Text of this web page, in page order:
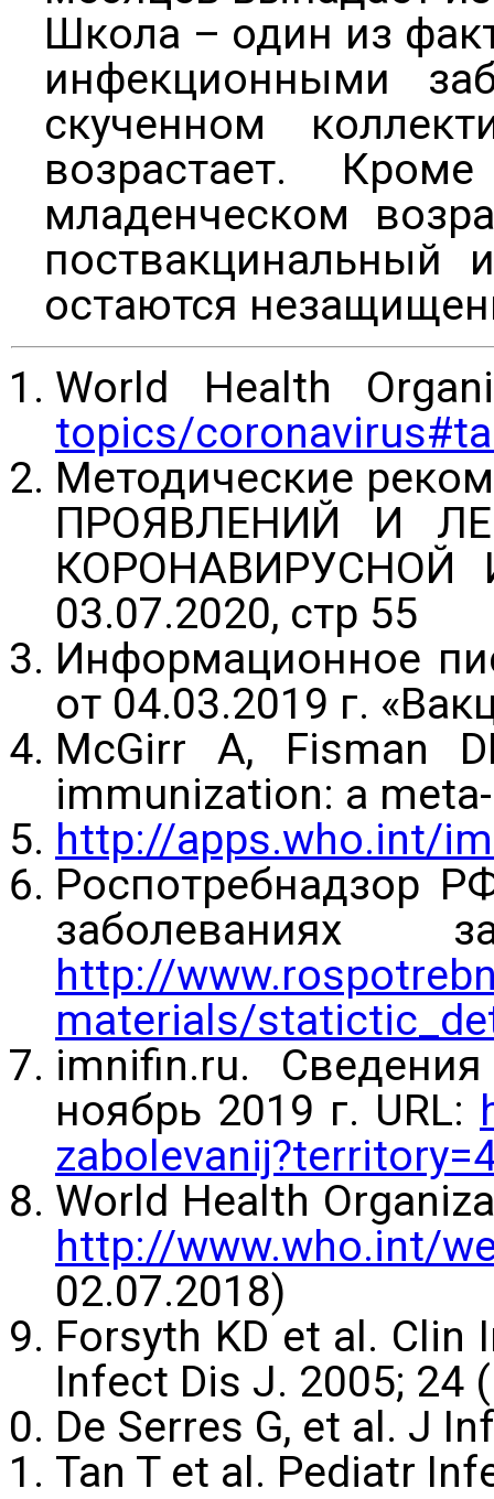
Школа – один из
инфекционными
скученном
возрастает.
младенческом
поствакцинальный
остаются
World Health
topics/
Методические
ПРОЯВЛЕНИЙ И
КОРОНАВИРУСНОЙ
03.07.2020, стр 55
Информационное
oт 04.03.2019 г.
McGirr A, Fisman
immunization: a
http://apps.who.int/
Роспотребнадзор
http://
materials/
imnifin.ru.
ноябрь 2019 г. URL:
World Health
http://www.who.int/
02.07.2018)
Forsyth KD et al. Clin
Infect Dis J. 2005; 24
De Serres G, et al. J
Tan T et al. Pediatr